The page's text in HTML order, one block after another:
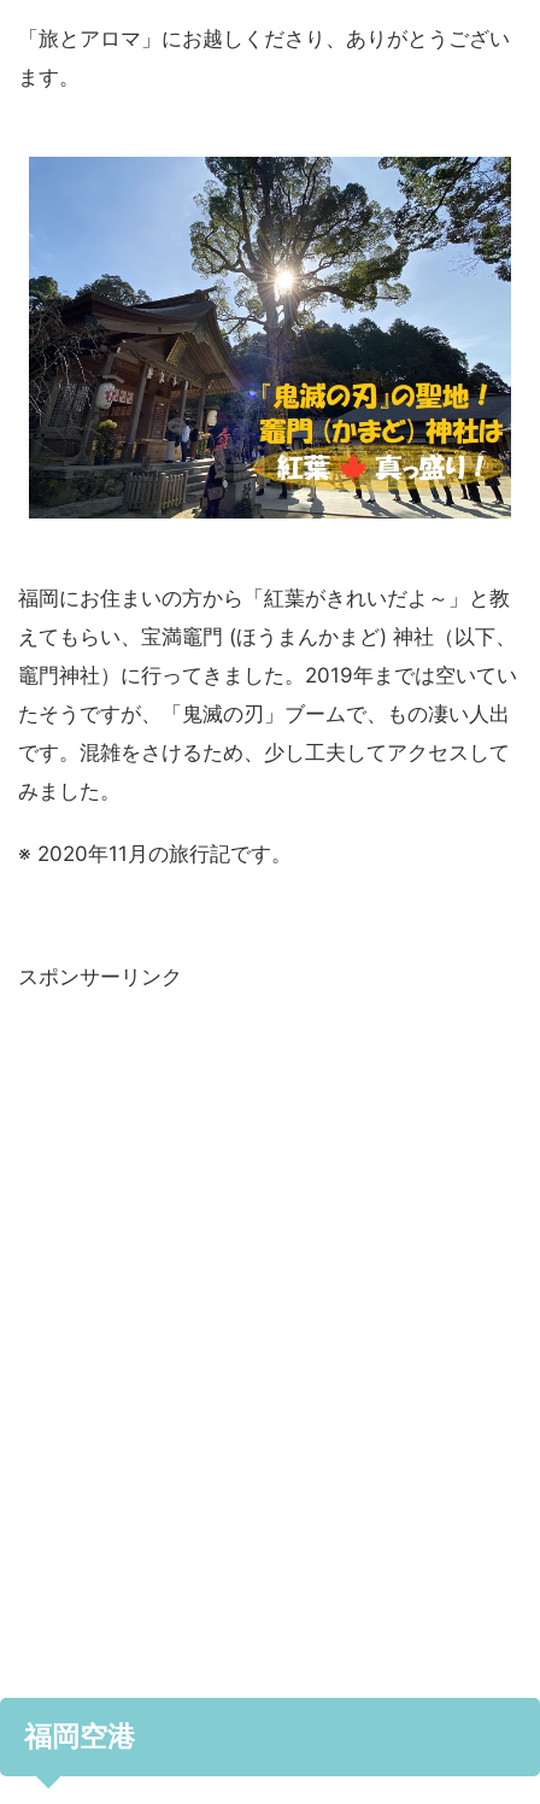
「旅とアロマ」にお越しくださり、ありがとうござい
ます。
福岡にお住まいの方から「紅葉がきれいだよ～」と教
えてもらい、宝満竈門 (ほうまんかまど) 神社（以下、
竈門神社）に行ってきました。2019年までは空いてい
たそうですが、「鬼滅の刃」ブームで、もの凄い人出
です。混雑をさけるため、少し工夫してアクセスして
みました。
※ 2020年11月の旅行記です。
スポンサーリンク
福岡空港